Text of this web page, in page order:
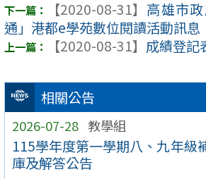
相關公告
2026-07-28 教學組
115學年度第一學期八、九年級
庫及解答公告
【2020-08-31】 高雄市
通」港都e學苑數位閱讀活動訊息
【2020-08-31】 成績登記